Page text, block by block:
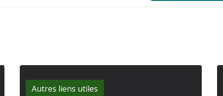
Autres liens utiles